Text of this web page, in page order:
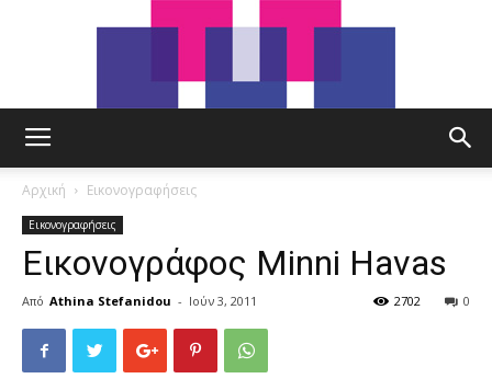
Αρχική Εικονογραφήσεις
Εικονογραφήσεις
Εικονογράφος Minni Havas
Από Athina Stefanidou - Ιούν 3, 2011 0
2702